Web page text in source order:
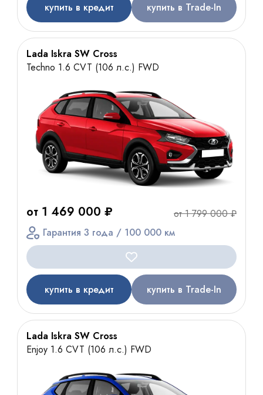
купить в кредит купить в Trade-In
Lada Iskra SW Cross
Techno 1.6 CVT (106 л.с.) FWD
от 1 469 000 ₽
от 1 799 000 ₽
Гарантия 3 года / 100 000 км
купить в кредит купить в Trade-In
Lada Iskra SW Cross
Enjoy 1.6 CVT (106 л.с.) FWD